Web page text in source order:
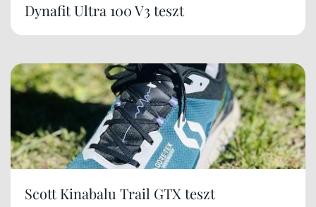
Dynafit Ultra 100 V3 teszt
Scott Kinabalu Trail GTX teszt